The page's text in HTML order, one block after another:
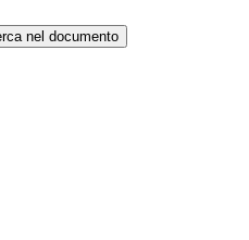
nel documento